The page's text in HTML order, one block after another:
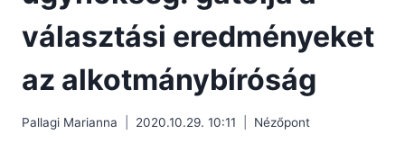
választási eredményeket
az alkotmánybíróság
Pallagi Marianna 2020.10.29. 10:11 Nézőpont